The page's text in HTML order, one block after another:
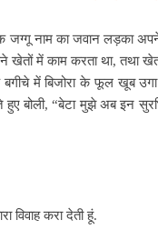
जग्गू नाम का जवान लड़का
खेतों में काम करता था, तथा
में बिजोरा के फूल खूब उगा
हुए बोली, “बेटा मुझे अब इन
करा देती हूं.